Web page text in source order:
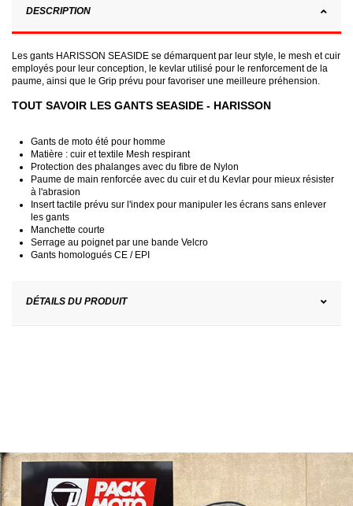
DESCRIPTION
Les gants HARISSON SEASIDE se démarquent par leur style, le mesh et cuir
employés pour leur conception, le kevlar utilisé pour le renforcement de la
paume, ainsi que le Grip prévu pour favoriser une meilleure préhension.
TOUT SAVOIR LES GANTS SEASIDE - HARISSON
Gants de moto été pour homme
Matière : cuir et textile Mesh respirant
Protection des phalanges avec du fibre de Nylon
Paume de main renforcée avec du cuir et du Kevlar pour mieux résister
à l'abrasion
Insert tactile prévu sur l'index pour manipuler les écrans sans enlever
les gants
Manchette courte
Serrage au poignet par une bande Velcro
Gants homologués CE / EPI
DÉTAILS DU PRODUIT